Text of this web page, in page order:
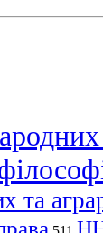
та